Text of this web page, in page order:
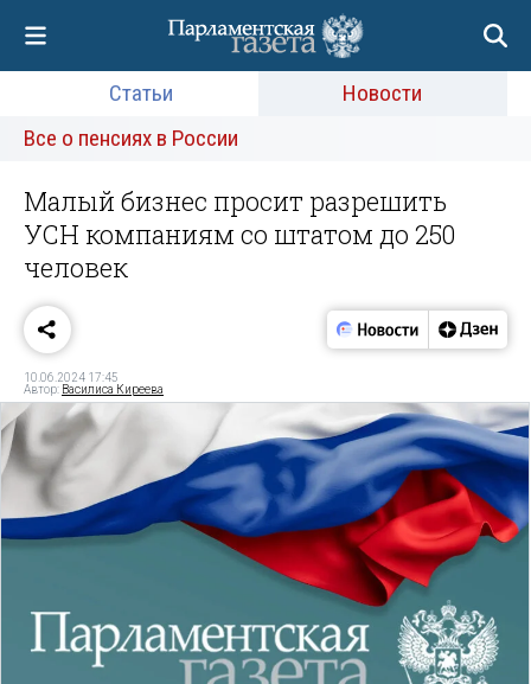
Статьи
Новости
Все о пенсиях в России
Малый бизнес просит разрешить
УСН компаниям со штатом до 250
человек
10.06.2024 17:45
Автор: Василиса Киреева